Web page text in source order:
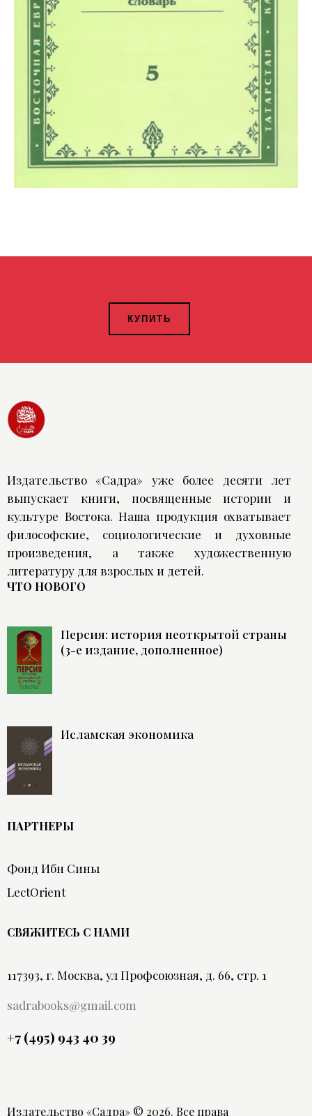
КУПИТЬ
Издательство «Садра» уже более десяти лет
выпускает книги, посвященные истории и
культуре Востока. Наша продукция охватывает
философские, социологические и духовные
произведения, а также художественную
литературу для взрослых и детей.
ЧТО НОВОГО
Персия: история неоткрытой страны
(3-е издание, дополненное)
Исламская экономика
ПАРТНЕРЫ
Фонд Ибн Сины
LectOrient
СВЯЖИТЕСЬ С НАМИ
117393, г. Москва, ул Профсоюзная, д. 66, стр. 1
sadrabooks@gmail.com
+7 (495) 943 40 39
Издательство «Садра» © 2026. Все права